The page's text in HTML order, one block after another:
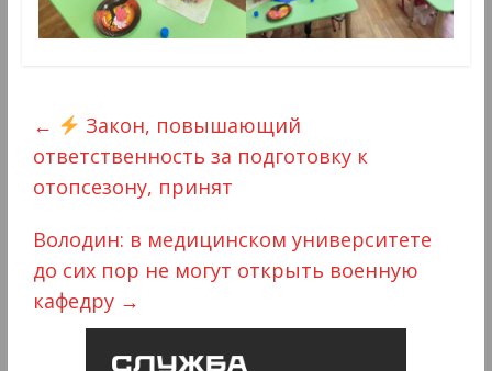
←
Закон, повышающий
ответственность за подготовку к
отопсезону, принят
Володин: в медицинском университете
до сих пор не могут открыть военную
кафедру →